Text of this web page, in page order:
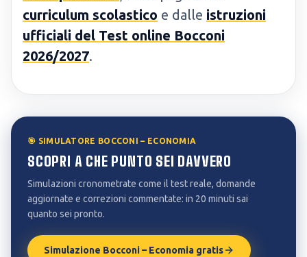
curriculum scolastico e dalle istruzioni
ufficiali del Test online Bocconi
2026/2027.
🎯 SIMULATORE BOCCONI – ECONOMIA
SCOPRI A CHE PUNTO SEI DAVVERO
Simulazioni cronometrate come il test reale, domande
aggiornate e correzioni commentate: in 20 minuti sai
quanto sei pronto.
Simulazione Bocconi – Economia gratis